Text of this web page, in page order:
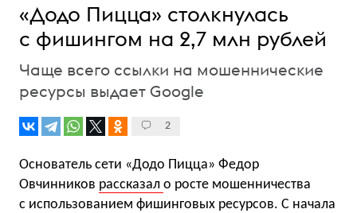
«Додо Пицца» столкнулась
с фишингом на 2,7 млн рублей
Чаще всего ссылки на мошеннические
ресурсы выдает Google
2
Основатель сети «Додо Пицца» Федор
Овчинников рассказал о росте мошенничества
с использованием фишинговых ресурсов. С начала